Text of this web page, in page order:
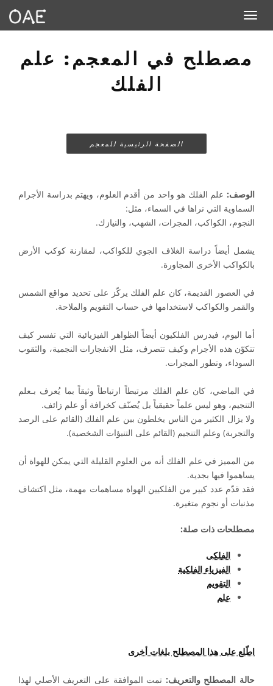
Toggle navigation
مصطلح في المعجم: علم
الفلك
الصفحة الرئيسية للمعجم
الوصف: علم الفلك هو واحد من أقدم العلوم، ويهتم بدراسة الأجرام
السماوية التي نراها في السماء، مثل:
النجوم، الكواكب، المجرات، الشهب، والنيازك.
يشمل أيضاً دراسة الغلاف الجوي للكواكب، لمقارنة كوكب الأرض
بالكواكب الأخرى المجاورة.
في العصور القديمة، كان علم الفلك يركّز على تحديد مواقع الشمس
والقمر والكواكب لاستخدامها في حساب التقويم والملاحة.
أما اليوم، فيدرس الفلكيون أيضاً الظواهر الفيزيائية التي تفسر كيف
تتكوّن هذه الأجرام وكيف تتصرف، مثل الانفجارات النجمية، والثقوب
السوداء، وتطور المجرات.
في الماضي، كان علم الفلك مرتبطاً ارتباطاً وثيقاً بما يُعرف بـعلم
التنجيم، وهو ليس علماً حقيقياً بل يُصنّف كخرافة أو علم زائف.
ولا يزال الكثير من الناس يخلطون بين علم الفلك (القائم على الرصد
والتجربة) وعلم التنجيم (القائم على التنبؤات الشخصية).
من المميز في علم الفلك أنه من العلوم القليلة التي يمكن للهواة أن
يساهموا فيها بجدية.
فقد قدّم عدد كبير من الفلكيين الهواة مساهمات مهمة، مثل اكتشاف
مذنبات أو نجوم متغيرة.
مصطلحات ذات صلة:
الفلكى
الفيزياء الفلكية
التقويم
علم
اطّلع على هذا المصطلح بلغات أخرى
حالة المصطلح والتعريف: تمت الموافقة على التعريف الأصلي لهذا